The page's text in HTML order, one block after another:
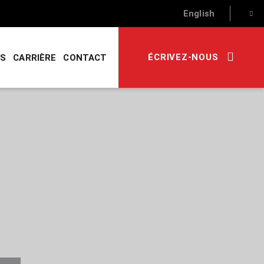
English
CARRIÈRE CONTACT ÉCRIVEZ-NOUS